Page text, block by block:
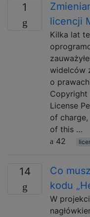
1
licencji
Kilka lat
widelców
o
Copyright
License
of
of this …
42
14
Co
kodu
W